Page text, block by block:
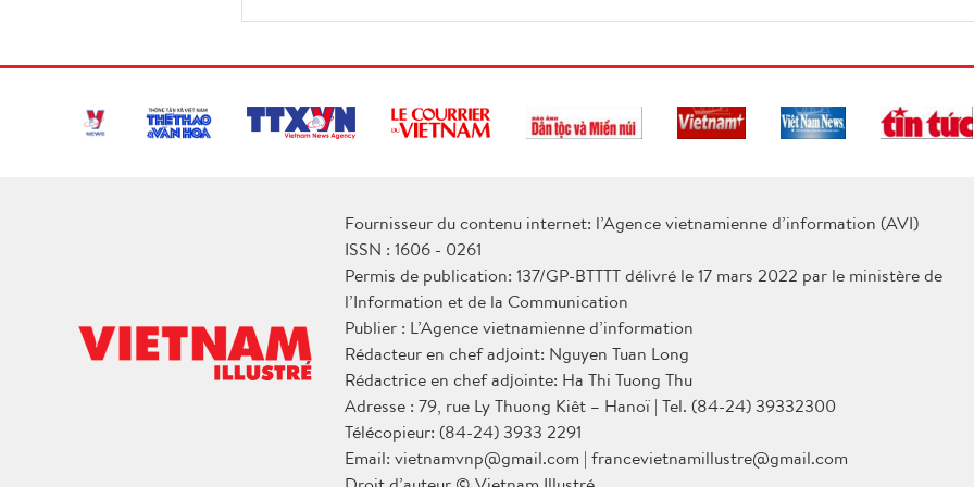
Fournisseur du contenu internet: l’Agence vietnamienne d’information (AVI)
ISSN : 1606 - 0261
Permis de publication: 137/GP-BTTTT délivré le 17 mars 2022 par le ministère de
l’Information et de la Communication
Publier : L’Agence vietnamienne d’information
Rédacteur en chef adjoint: Nguyen Tuan Long
Rédactrice en chef adjointe: Ha Thi Tuong Thu
Adresse : 79, rue Ly Thuong Kiêt – Hanoï | Tel. (84-24) 39332300
Télécopieur: (84-24) 3933 2291
Email: vietnamvnp@gmail.com | francevietnamillustre@gmail.com